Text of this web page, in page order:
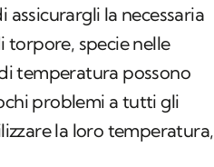
la necessaria
torpore, specie nelle
temperatura possono
problemi a tutti gli
la loro temperatura,